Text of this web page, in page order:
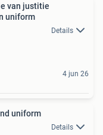
van justitie
uniform
Details
4 jun 26
uniform
Details